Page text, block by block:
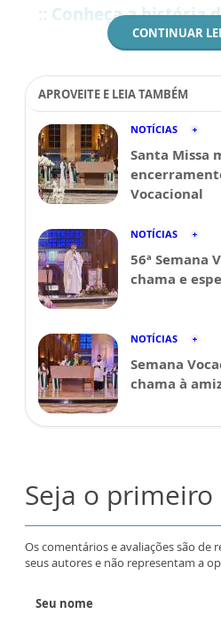
:: Conheça a história
CONTINUAR
APROVEITE E LEIA TAMBÉM
NOTÍCIAS
Santa Missa
Vocacional
NOTÍCIAS
56ª Semana
chama e
NOTÍCIAS
Semana
chama à
Seja o
Os comentários e avaliações são de
seus autores e não representam a
Seu nome